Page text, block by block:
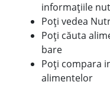
informațiile
Poți vedea
Poți căuta
bare
Poți compara
alimentelor